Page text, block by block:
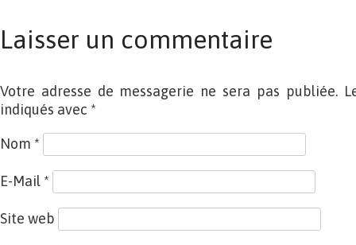
Laisser un commentaire
Votre adresse de messagerie ne sera pas publiée.
indiqués avec *
Nom *
E-Mail *
Site web